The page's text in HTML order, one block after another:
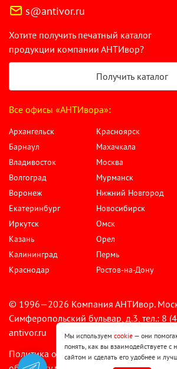
s@antivor.ru
Хотите получить печатный каталог
продукции компании АНТИвор?
Получить каталог
Все офисы «АНТИвора»:
Архангельск
Барнаул
Владивосток
Волгоград
Воронеж
Екатеринбург
Иркутск
Казань
Калининград
Краснодар
Красноярск
Махачкала
Москва
Мурманск
Нижний Новгород
Новосибирск
Омск
Орел
Пермь
Ростов-на-Дону
© 1996—2026 Компания АНТИвор.
Симферопольский бульвар, д.3, тел.: 8
antivor.ru
Политика обработки персональных
Мы используем cookie — они
понять, как вы взаимодействуете с
сайтом и сделать его удобнее и